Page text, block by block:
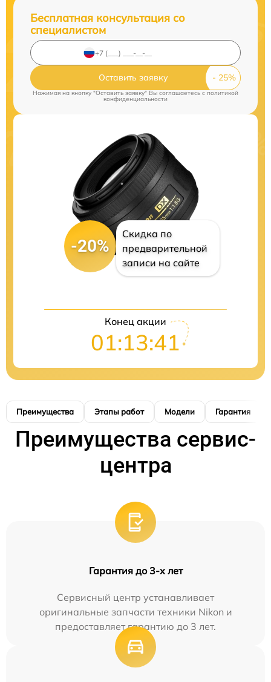
Бесплатная консультация со
специалистом
Оставить заявку
Нажимая на кнопку "Оставить заявку" Вы соглашаетесь cполитикой
конфиденциальности
-20%
Скидка по
предварительной
записи на сайте
Конец акции
01:13:40
Преимущества Этапы работ Модели Гарантия
Преимущества сервис-
центра
Гарантия до 3-х лет
Сервисный центр устанавливает
оригинальные запчасти техники Nikon и
предоставляет гарантию до 3 лет.